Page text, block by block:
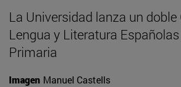
La Universidad lanza un doble
Lengua y Literatura
Primaria
Imagen Manuel Castells